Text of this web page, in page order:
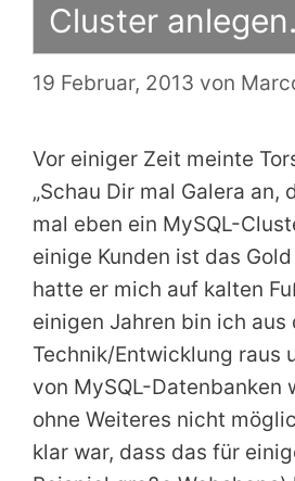
Cluster
19 Februar, 2013 von
Vor einiger Zeit meinte
„Schau Dir mal Galera an,
mal eben ein MySQL-
einige Kunden ist das
hatte er mich auf kalten
einigen Jahren bin ich aus
Technik/Entwicklung raus
von MySQL-Datenbanken
ohne Weiteres nicht
klar war, dass das für